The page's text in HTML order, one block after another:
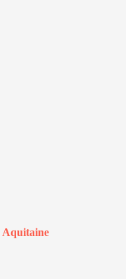
Aquitaine